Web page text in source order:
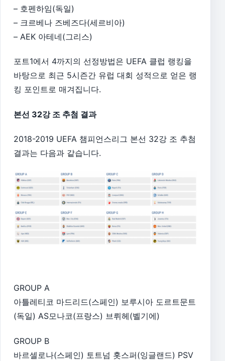
– 호펜하임(독일)
– 크르베나 즈베즈다(세르비아)
– AEK 아테네(그리스)
포트1에서 4까지의 선정방법은 UEFA 클럽 랭킹을
바탕으로 최근 5시즌간 유럽 대회 성적으로 얻은 랭
킹 포인트로 매겨집니다.
본선 32강 조 추첨 결과
2018-2019 UEFA 챔피언스리그 본선 32강 조 추첨
결과는 다음과 같습니다.
GROUP A
아틀레티코 마드리드(스페인) 보루시아 도르트문트
(독일) AS모나코(프랑스) 브뤼헤(벨기에)
GROUP B
바르셀로나(스페인) 토트넘 홋스퍼(잉글랜드) PSV